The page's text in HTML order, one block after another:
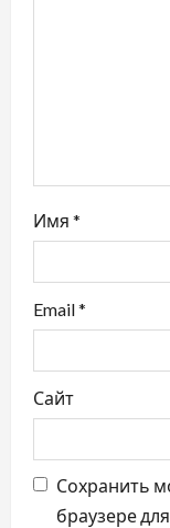
с
я
м
Имя *
Email*
Сайт
Сохранить
браузере